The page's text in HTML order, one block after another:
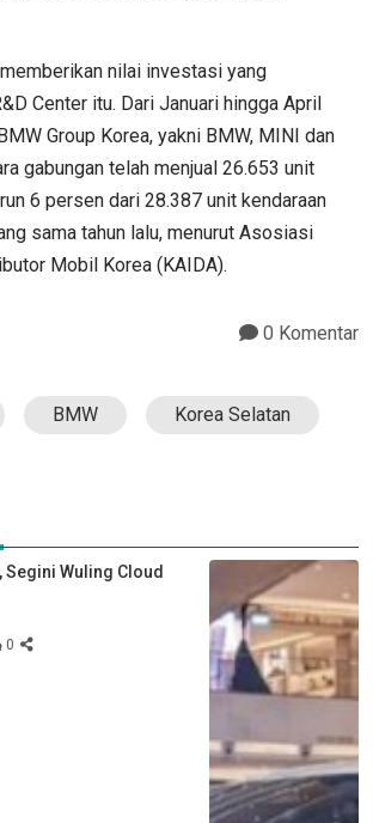
nilai investasi yang
Center itu. Dari Januari hingga April
Group Korea, yakni BMW, MINI dan
gabungan telah menjual 26.653 unit
6 persen dari 28.387 unit kendaraan
sama tahun lalu, menurut Asosiasi
Mobil Korea (KAIDA).
0 Komentar
BMW Korea Selatan
Segini Wuling Cloud
0